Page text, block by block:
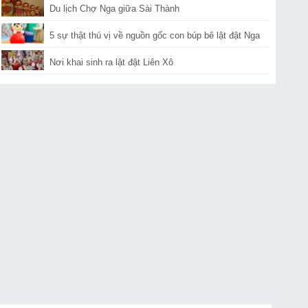
Du lịch Chợ Nga giữa Sài Thành
5 sự thật thú vị về nguồn gốc con búp bê lật đật Nga
Nơi khai sinh ra lật đật Liên Xô